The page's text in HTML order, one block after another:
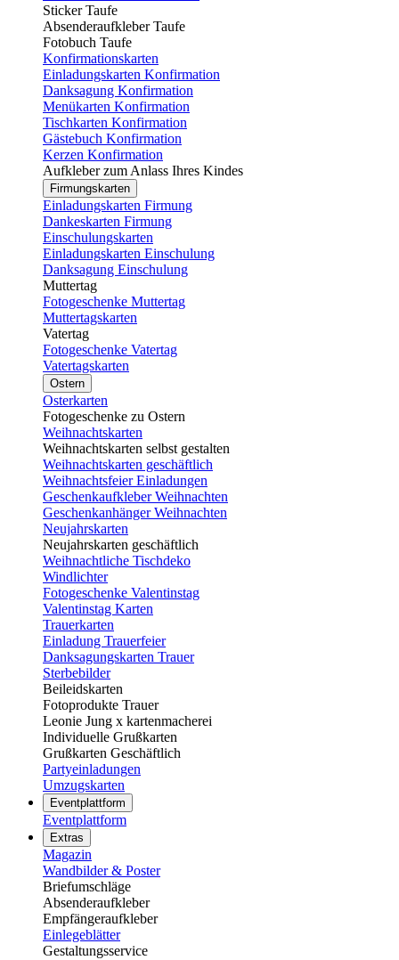
Sticker Taufe
Absenderaufkleber Taufe
Fotobuch Taufe
Konfirmationskarten
Einladungskarten Konfirmation
Danksagung Konfirmation
Menükarten Konfirmation
Tischkarten Konfirmation
Gästebuch Konfirmation
Kerzen Konfirmation
Aufkleber zum Anlass Ihres Kindes
Firmungskarten
Einladungskarten Firmung
Dankeskarten Firmung
Einschulungskarten
Einladungskarten Einschulung
Danksagung Einschulung
Muttertag
Fotogeschenke Muttertag
Muttertagskarten
Vatertag
Fotogeschenke Vatertag
Vatertagskarten
Ostern
Osterkarten
Fotogeschenke zu Ostern
Weihnachtskarten
Weihnachtskarten selbst gestalten
Weihnachtskarten geschäftlich
Weihnachtsfeier Einladungen
Geschenkaufkleber Weihnachten
Geschenkanhänger Weihnachten
Neujahrskarten
Neujahrskarten geschäftlich
Weihnachtliche Tischdeko
Windlichter
Fotogeschenke Valentinstag
Valentinstag Karten
Trauerkarten
Einladung Trauerfeier
Danksagungskarten Trauer
Sterbebilder
Beileidskarten
Fotoprodukte Trauer
Leonie Jung x kartenmacherei
Individuelle Grußkarten
Grußkarten Geschäftlich
Partyeinladungen
Umzugskarten
Eventplattform
Eventplattform
Extras
Magazin
Wandbilder & Poster
Briefumschläge
Absenderaufkleber
Empfängeraufkleber
Einlegeblätter
Gestaltungsservice